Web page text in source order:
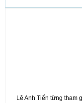
Lê Anh Tiến từng tham